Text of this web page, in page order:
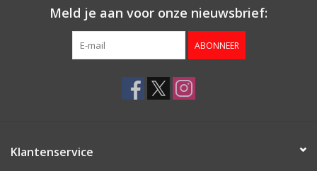
Meld je aan voor onze nieuwsbrief:
ABONNEER
Klantenservice